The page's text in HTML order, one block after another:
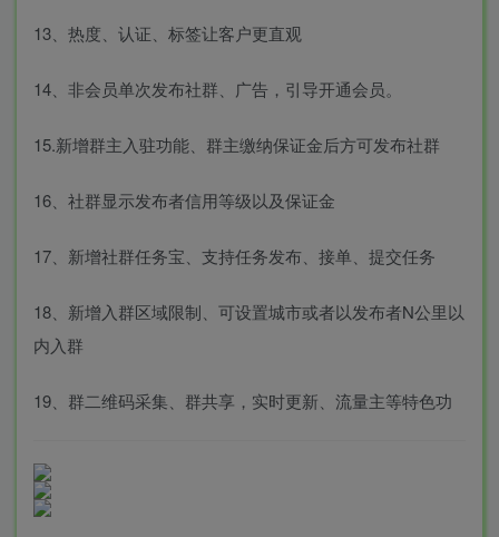
13、热度、认证、标签让客户更直观
14、非会员单次发布社群、广告，引导开通会员。
15.新增群主入驻功能、群主缴纳保证金后方可发布社群
16、社群显示发布者信用等级以及保证金
17、新增社群任务宝、支持任务发布、接单、提交任务
18、新增入群区域限制、可设置城市或者以发布者N公里以
内入群
19、群二维码采集、群共享，实时更新、流量主等特色功